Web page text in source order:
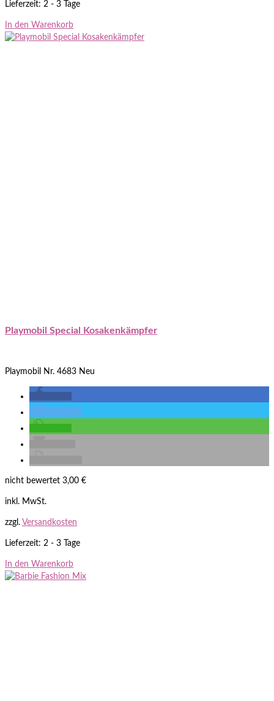
Lieferzeit: 2 - 3 Tage
In den Warenkorb
Playmobil Special Kosakenkämpfer
Playmobil Nr. 4683 Neu
nicht bewertet 3,00 €
inkl. MwSt.
zzgl. Versandkosten
Lieferzeit: 2 - 3 Tage
In den Warenkorb